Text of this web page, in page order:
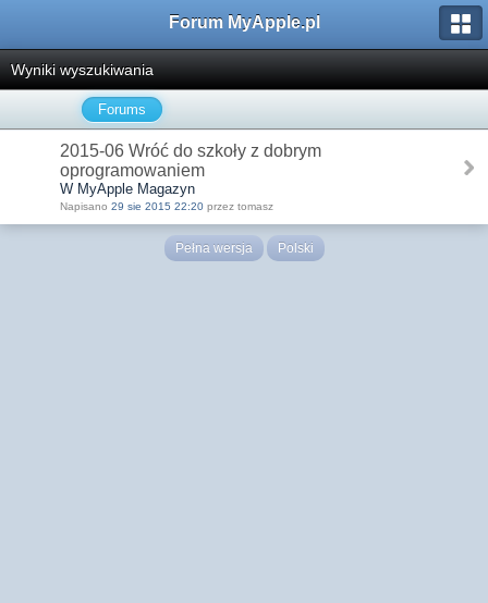
Forum MyApple.pl
Wyniki wyszukiwania
Forums
2015-06 Wróć do szkoły z dobrym
oprogramowaniem
W MyApple Magazyn
Napisano 29 sie 2015 22:20 przez tomasz
Pełna wersja Polski